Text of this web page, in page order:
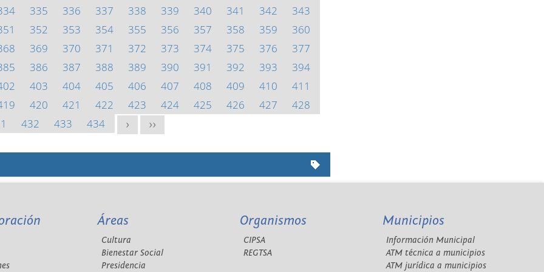
335 336 337 338 339 340 341 342
343
352 353 354 355 356 357 358 359
360
369 370 371 372 373 374 375 376
377
386 387 388 389 390 391 392 393
394
403 404 405 406 407 408 409 410
411
420 421 422 423 424 425 426 427
428
432 433 434 > >>
Áreas
Cultura
Bienestar Social
Presidencia
Organismos
CIPSA
REGTSA
Municipios
Información Municipal
ATM técnica a municipios
ATM jurídica a municipios